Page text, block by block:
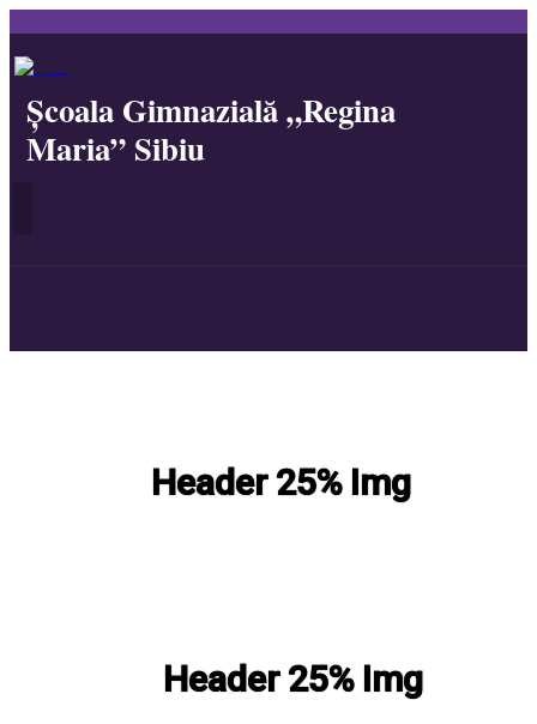
Școala Gimnazială „Regina
Maria” Sibiu
Header 25% Img
Header 25% Img